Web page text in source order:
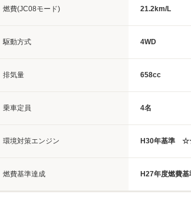
燃費(JC08モード) 21.2km/L
駆動方式 4WD
排気量 658cc
乗車定員 4名
環境対策エンジン H30年基準
燃費基準達成 H27年度燃費